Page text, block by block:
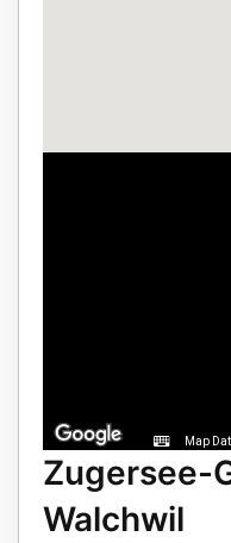
Map
Zugersee-
Walchwil